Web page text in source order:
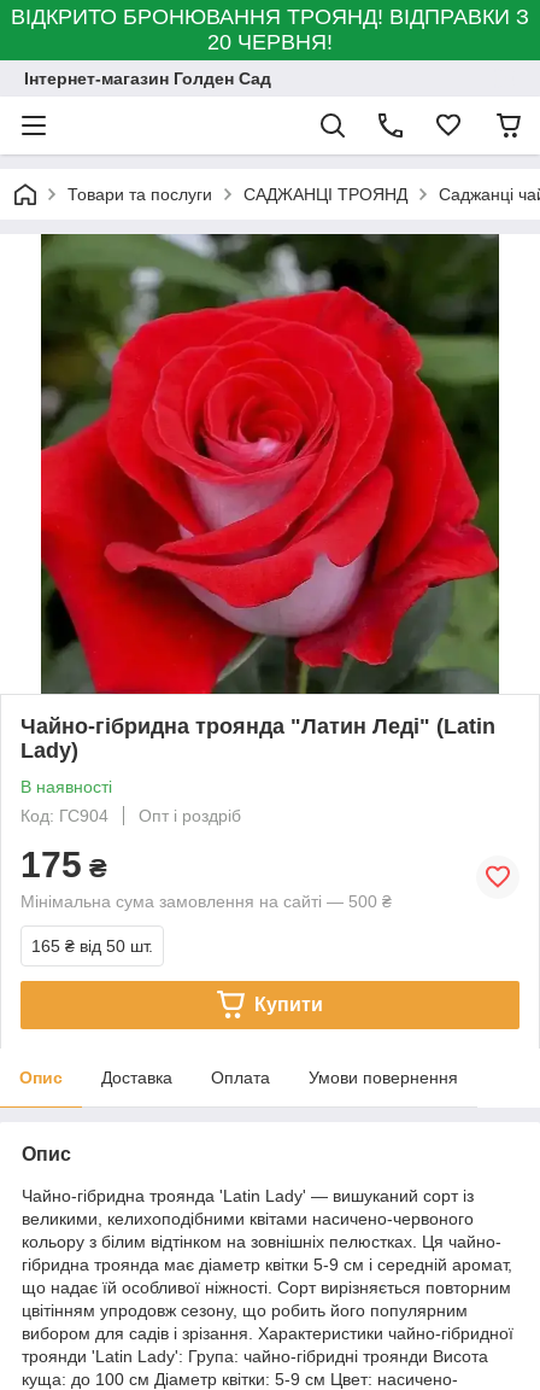
ВІДКРИТО БРОНЮВАННЯ ТРОЯНД! ВІДПРАВКИ З
20 ЧЕРВНЯ!
Інтернет-магазин Голден Сад
Товари та послуги САДЖАНЦІ ТРОЯНД Саджанці
Чайно-гібридна троянда "Латин Леді" (Latin
Lady)
В наявності
Код: ГС904
Опт і роздріб
175 ₴
Мінімальна сума замовлення на сайті — 500 ₴
165 ₴ від 50 шт.
Купити
Опис Доставка Оплата Умови повернення
Опис
Чайно-гібридна троянда 'Latin Lady' — вишуканий сорт із
великими, келихоподібними квітами насичено-червоного
кольору з білим відтінком на зовнішніх пелюстках. Ця чайно-
гібридна троянда має діаметр квітки 5-9 см і середній аромат,
що надає їй особливої ніжності. Сорт вирізняється повторним
цвітінням упродовж сезону, що робить його популярним
вибором для садів і зрізання. Характеристики чайно-гібридної
троянди 'Latin Lady': Група: чайно-гібридні троянди Висота
куща: до 100 см Діаметр квітки: 5-9 см Цвет: насичено-